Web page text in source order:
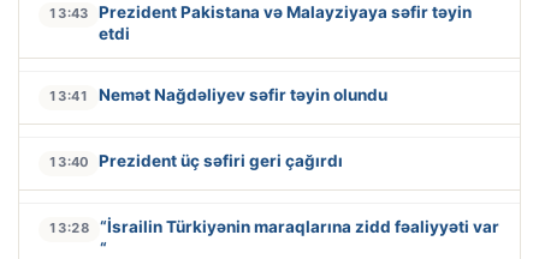
13:43
Prezident Pakistana və Malayziyaya səfir təyin
etdi
13:41 Nemət Nağdəliyev səfir təyin olundu
13:40 Prezident üç səfiri geri çağırdı
13:28
“İsrailin Türkiyənin maraqlarına zidd fəaliyyəti var
“